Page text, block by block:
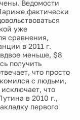
Ведомости
фактически
уже
сравнения,
в 2011 г.
меньше, $8
получить
что просто
с людьми,
что
в 2010 г.,
первого